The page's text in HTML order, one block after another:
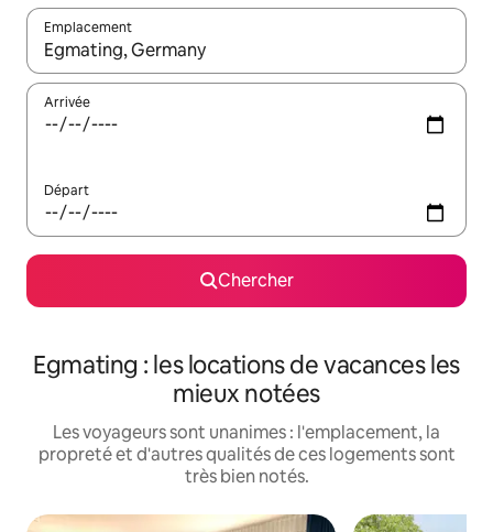
Emplacement
Quand les résultats sont affichés, parcourez-les en utilisant
Arrivée
Départ
Chercher
Egmating : les locations de vacances les
mieux notées
Les voyageurs sont unanimes : l'emplacement, la
propreté et d'autres qualités de ces logements sont
très bien notés.